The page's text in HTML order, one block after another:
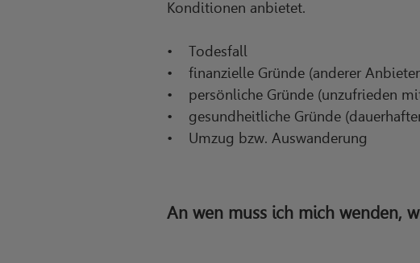
Konditionen anbietet.
• Todesfall
• finanzielle Gründe (anderer
• persönliche Gründe (unzufrieden
• gesundheitliche Gründe
• Umzug bzw. Auswanderung
An wen muss ich mich wenden,